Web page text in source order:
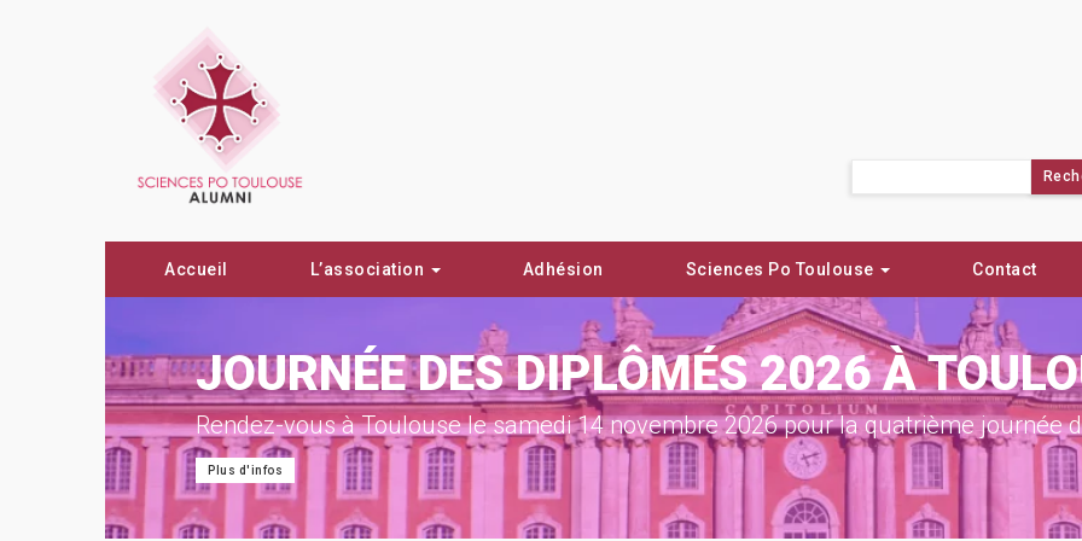
Accueil L’association Adhésion Sciences Po Toulouse Contact
JOURNÉE DES DIPLÔMÉS 2026 À
Rendez-vous à Toulouse le samedi 14 novembre 2026 pour la quatrième journée
Plus d'infos